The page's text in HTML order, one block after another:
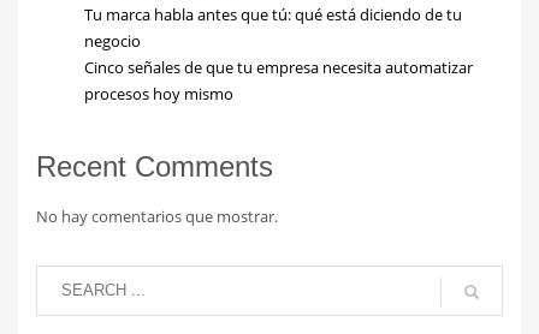
Tu marca habla antes que tú: qué está diciendo de tu
negocio
Cinco señales de que tu empresa necesita automatizar
procesos hoy mismo
Recent Comments
No hay comentarios que mostrar.